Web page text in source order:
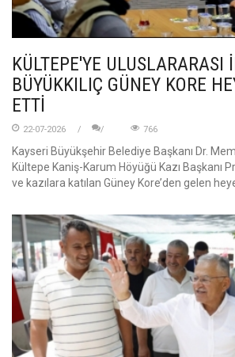
KÜLTEPE'YE ULUSLARARASI
BÜYÜKKILIÇ GÜNEY KORE
ETTİ
22-07-2026 766
Kayseri Büyükşehir Belediye Başkanı Dr.
Kültepe Kaniş-Karum Höyüğü Kazı Başkanı
ve kazılara katılan Güney Kore’den gelen